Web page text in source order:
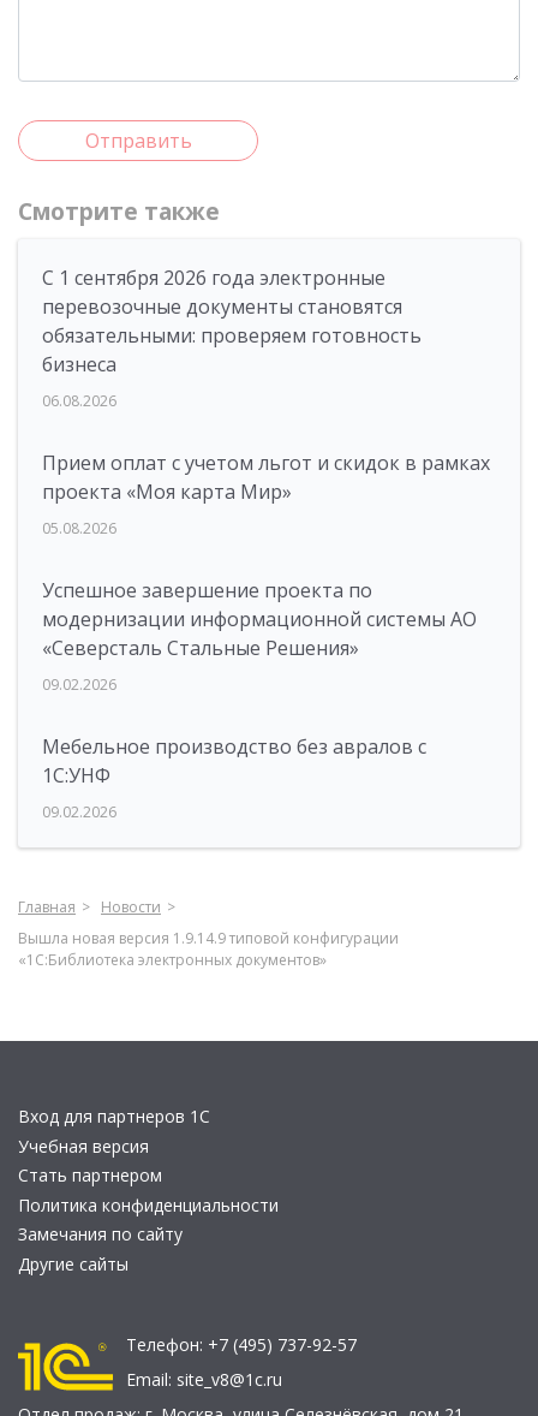
Отправить
Смотрите также
С 1 сентября 2026 года электронные
перевозочные документы становятся
обязательными: проверяем готовность
бизнеса
06.08.2026
Прием оплат с учетом льгот и скидок в рамках
проекта «Моя карта Мир»
05.08.2026
Успешное завершение проекта по
модернизации информационной системы АО
«Северсталь Стальные Решения»
09.02.2026
Мебельное производство без авралов с
1С:УНФ
09.02.2026
Главная
Новости
Вышла новая версия 1.9.14.9 типовой конфигурации
«1С:Библиотека электронных документов»
Вход для партнеров 1С
Учебная версия
Стать партнером
Политика конфиденциальности
Замечания по сайту
Другие сайты
Телефон: +7 (495) 737-92-57
Email: site_v8@1c.ru